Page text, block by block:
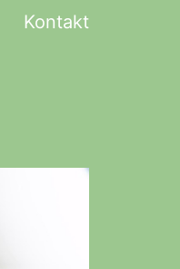
Kontakt